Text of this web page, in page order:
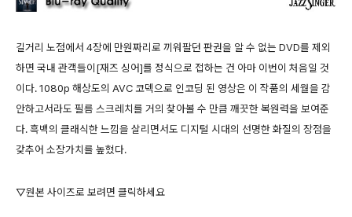
길거리 노점에서 4장에 만원짜리로 끼워팔던 판권을 알 수 없는 DVD를 제외
하면 국내 관객들이[재즈 싱어]를 정식으로 접하는 건 아마 이번이 처음일 것
이다. 1080p 해상도의 AVC 코덱으로 인코딩 된 영상은 이 작품의 세월을 감
안하고서라도 필름 스크레치를 거의 찾아볼 수 만큼 깨끗한 복원력을 보여준
다. 흑백의 클래식한 느낌을 살리면서도 디지털 시대의 선명한 화질의 장점을
갖추어 소장가치를 높혔다.
▽원본 사이즈로 보려면 클릭하세요